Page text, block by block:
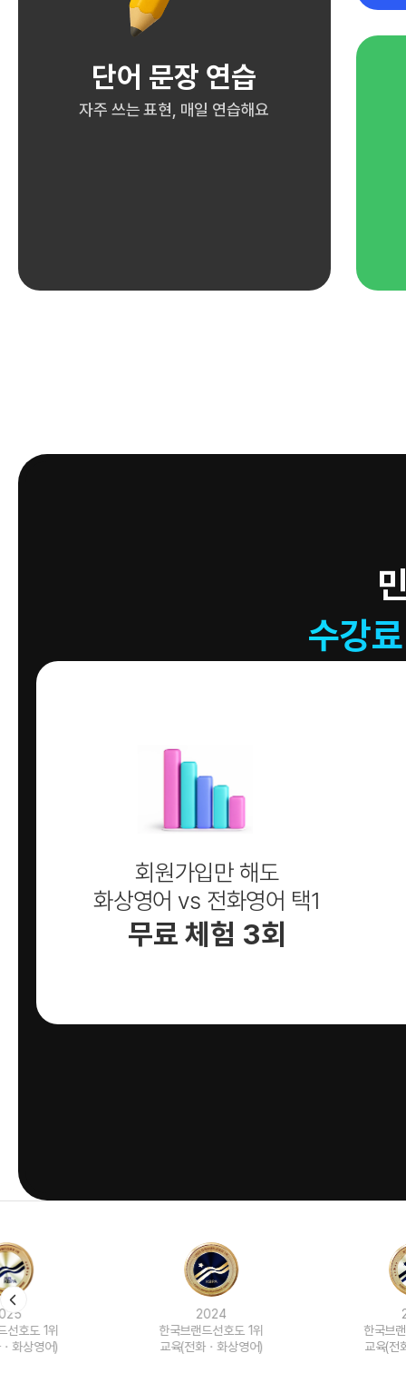
단어 문장 연습
자주 쓰는 표현, 매일 연습해요
수강
회원가입만 해도
화상영어 vs 전화영어 택1
무료 체험 3회
한국브랜드선호도 1위
교육(전화ㆍ화상영어)
한국브랜드선호도 1위
교육(전화ㆍ화상영어)